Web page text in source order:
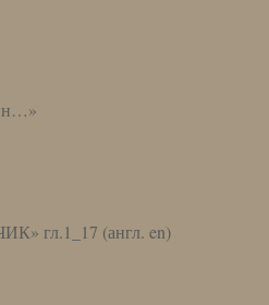
гл.1_17 (англ. en)